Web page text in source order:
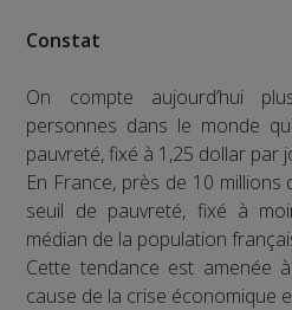
Constat
On compte aujourd’hui
personnes dans le monde
pauvreté, fixé à 1,25 dollar par
En France, près de 10
seuil de pauvreté, fixé à
médian de la population
Cette tendance est amenée
cause de la crise économique